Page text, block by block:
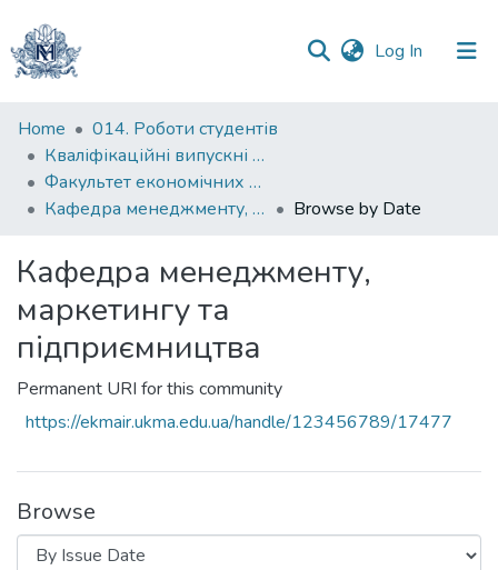
Log In (current)
Communities
&
Collections
All of DSpace
Home
014. Роботи студентів
Кваліфікаційні випускні роботи здобувачів вищої освіти бакалаврських програм
Факультет економічних наук
Кафедра менеджменту, маркетингу та підприємництва
Browse by Date
Кафедра менеджменту,
маркетингу та
підприємництва
Permanent URI for this community
https://ekmair.ukma.edu.ua/handle/123456789/17477
Browse